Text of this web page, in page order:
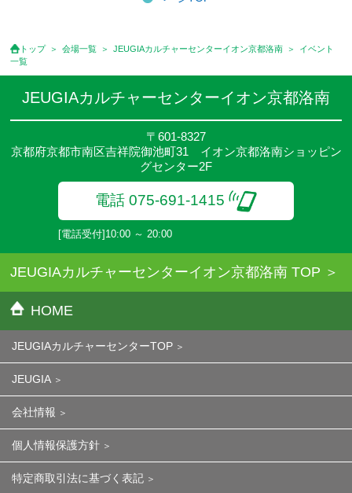
トップ 会場一覧 JEUGIAカルチャーセンターイオン京都洛南
イベント
一覧
JEUGIAカルチャーセンターイオン京都洛南
〒601-8327
京都府京都市南区吉祥院御池町31 イオン京都洛南ショッピン
グセンター2F
電話 075-691-1415
[電話受付]10:00 ～ 20:00
JEUGIAカルチャーセンターイオン京都洛南 TOP
HOME
JEUGIAカルチャーセンターTOP
JEUGIA
会社情報
個人情報保護方針
特定商取引法に基づく表記